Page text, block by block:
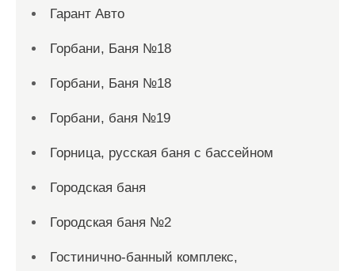
Гарант Авто
Горбани, Баня №18
Горбани, Баня №18
Горбани, баня №19
Горница, русская баня с бассейном
Городская баня
Городская баня №2
Гостинично-банный комплекс,